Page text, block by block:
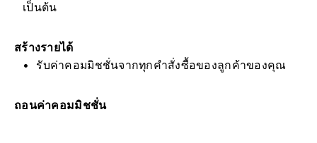
เป็นต้น
สร้างรายได้
รับค่าคอมมิชชั่นจากทุกคำสั่งซื้อของลูกค้าของคุณ
ถอนค่าคอมมิชชั่น